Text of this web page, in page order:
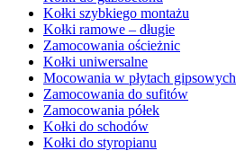
Kołki szybkiego montażu
Kołki ramowe – długie
Zamocowania ościeżnic
Kołki uniwersalne
Mocowania w płytach gipsowych
Zamocowania do sufitów
Zamocowania półek
Kołki do schodów
Kołki do styropianu